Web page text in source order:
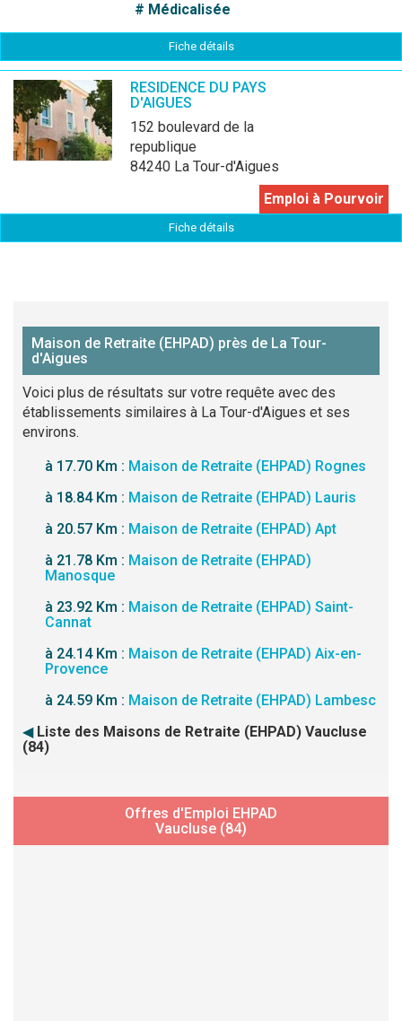
# Médicalisée
Fiche détails
RESIDENCE DU PAYS
D'AIGUES
152 boulevard de la
republique
84240 La Tour-d'Aigues
Emploi à Pourvoir
Fiche détails
Maison de Retraite (EHPAD) près de La Tour-
d'Aigues
Voici plus de résultats sur votre requête avec des
établissements similaires à La Tour-d'Aigues et ses
environs.
à 17.70 Km : Maison de Retraite (EHPAD) Rognes
à 18.84 Km : Maison de Retraite (EHPAD) Lauris
à 20.57 Km : Maison de Retraite (EHPAD) Apt
à 21.78 Km : Maison de Retraite (EHPAD)
Manosque
à 23.92 Km : Maison de Retraite (EHPAD) Saint-
Cannat
à 24.14 Km : Maison de Retraite (EHPAD) Aix-en-
Provence
à 24.59 Km : Maison de Retraite (EHPAD) Lambesc
◀ Liste des Maisons de Retraite (EHPAD) Vaucluse
(84)
Offres d'Emploi EHPAD
Vaucluse (84)